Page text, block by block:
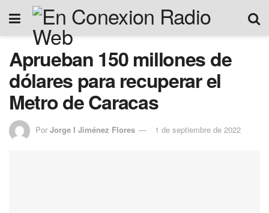
Aprueban 150 millones de
dólares para recuperar el
Metro de Caracas
Por Jorge I Jiménez Flores 1 de septiembre de 2022